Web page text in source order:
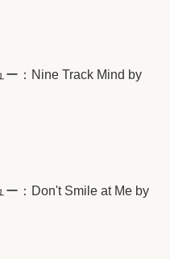
ー：Nine Track Mind by
ー：Don't Smile at Me by